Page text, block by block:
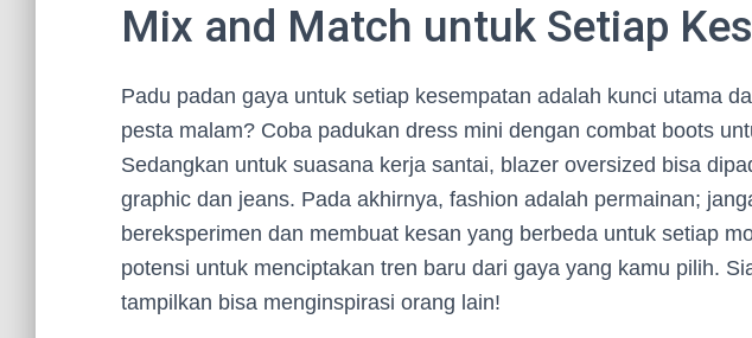
Mix and Match untuk Setiap
Padu padan gaya untuk setiap kesempatan adalah kunci utama
pesta malam? Coba padukan dress mini dengan combat boots
Sedangkan untuk suasana kerja santai, blazer oversized bisa
graphic dan jeans. Pada akhirnya, fashion adalah permainan;
bereksperimen dan membuat kesan yang berbeda untuk setiap
potensi untuk menciptakan tren baru dari gaya yang kamu pilih.
tampilkan bisa menginspirasi orang lain!